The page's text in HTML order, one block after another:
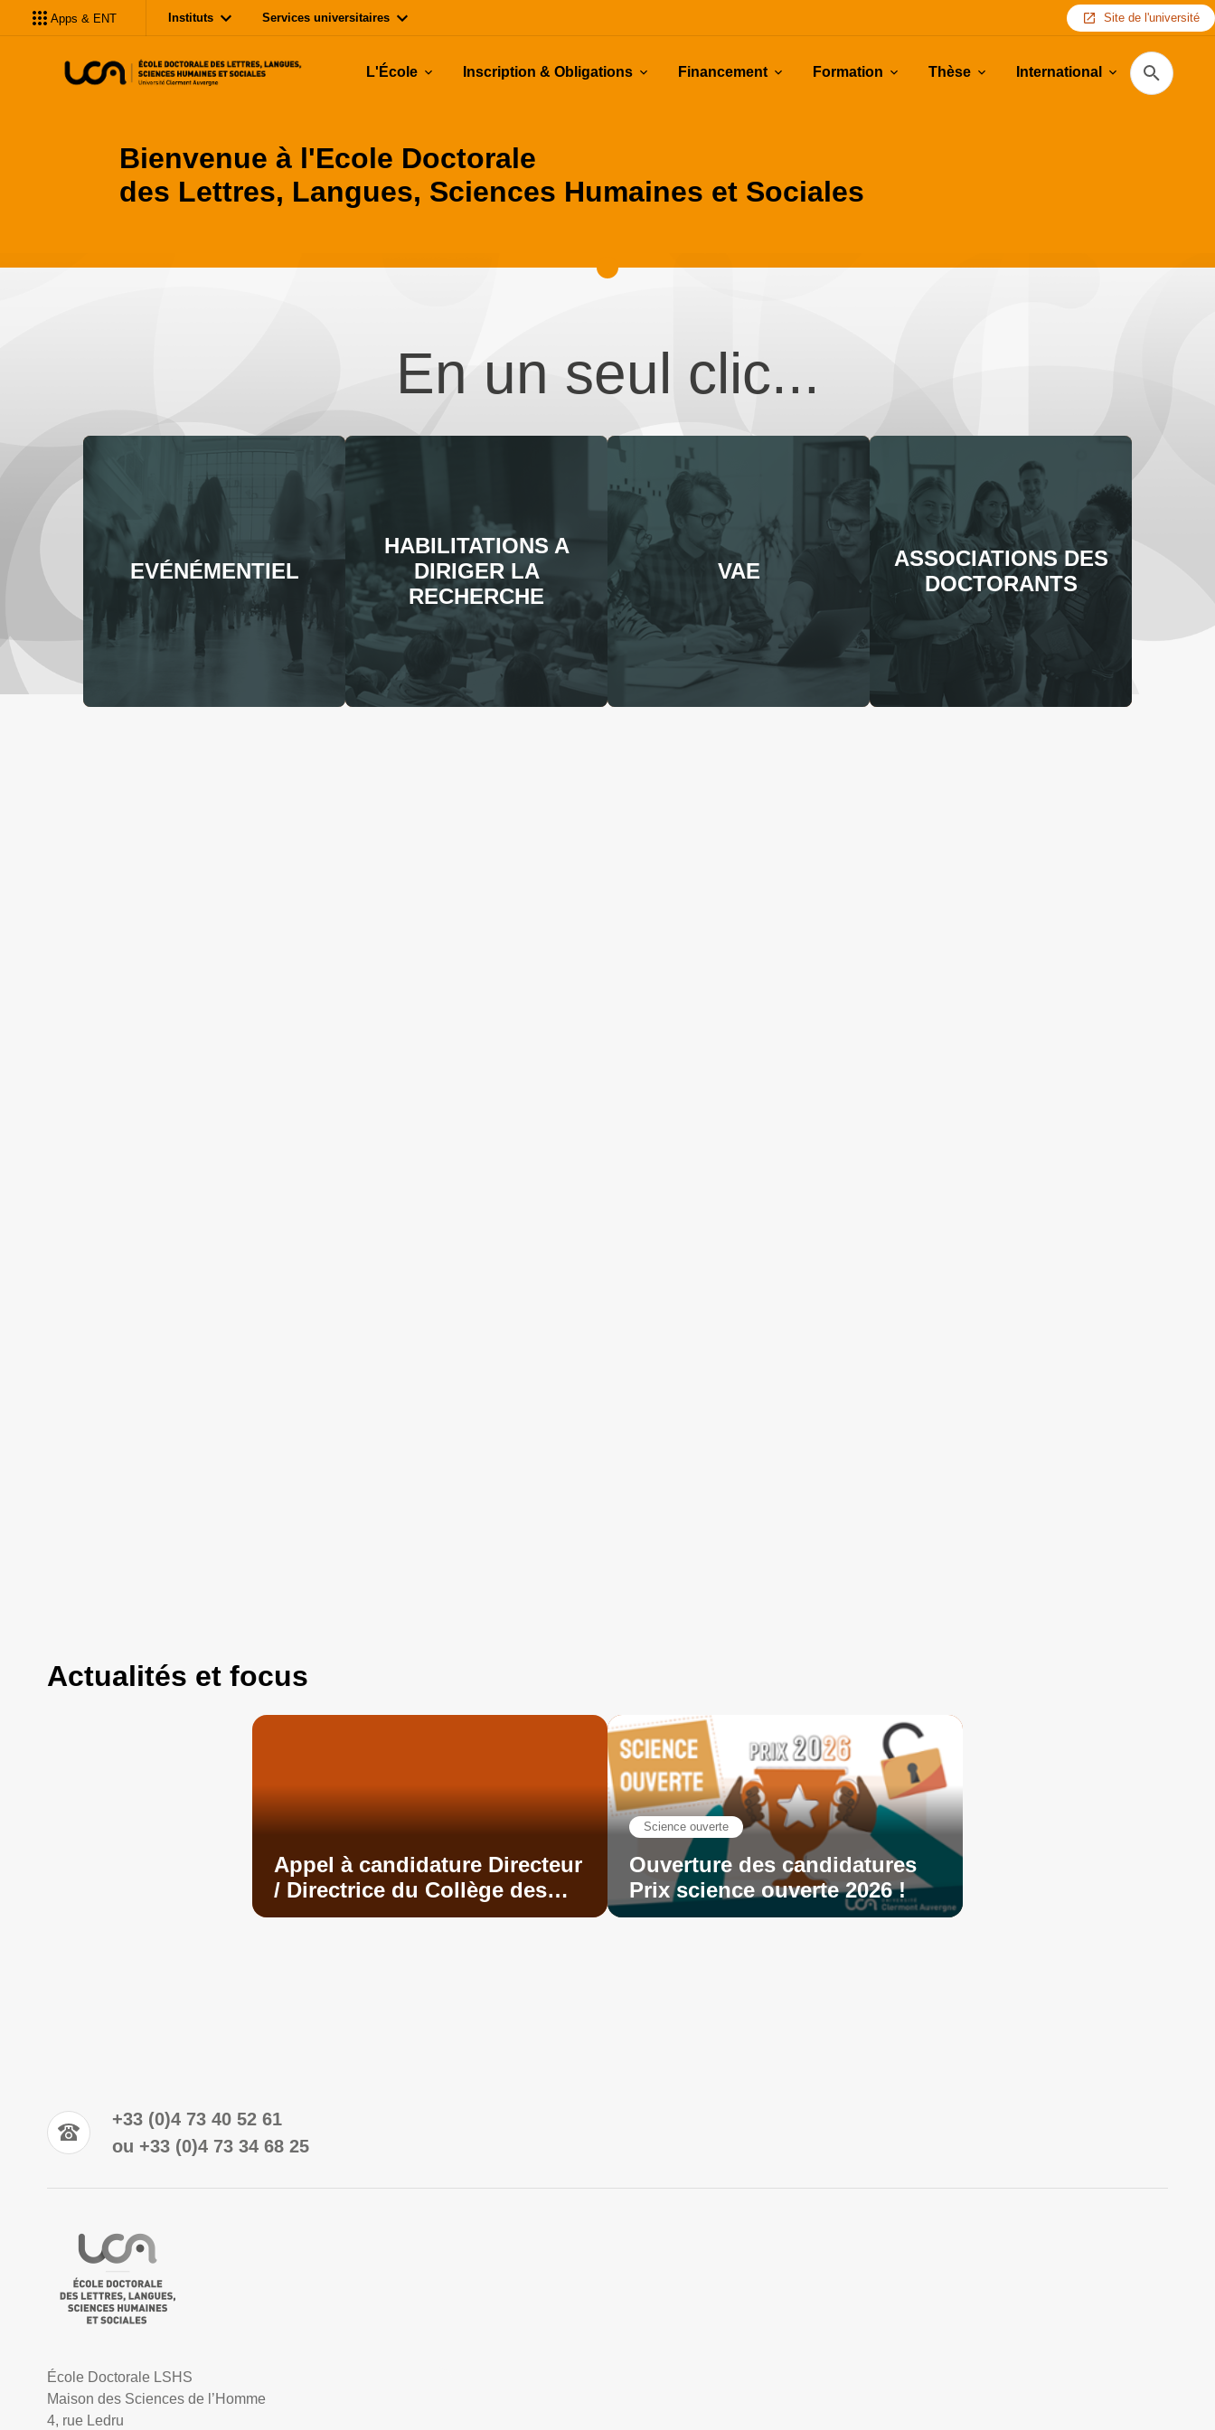
Apps & ENT Instituts Services universitaires Site de l'université
L'École Inscription & Obligations Financement Formation Thèse International
Recherche
Bienvenue à l'Ecole Doctorale
des Lettres, Langues, Sciences Humaines et Sociales
En un seul clic...
EVÉNÉMENTIEL
HABILITATIONS A
DIRIGER LA
RECHERCHE
VAE
ASSOCIATIONS DES
DOCTORANTS
Actualités et focus
Appel à candidature Directeur
/ Directrice du Collège des
écoles doctorales (CED)
Science ouverte
Ouverture des candidatures
Prix science ouverte 2026 !
+33 (0)4 73 40 52 61
ou +33 (0)4 73 34 68 25
École Doctorale LSHS
Maison des Sciences de l’Homme
4, rue Ledru